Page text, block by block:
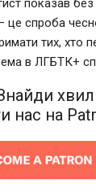
показав без
спроба
тих, хто
в ЛГБТК+
нас на